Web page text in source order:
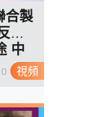
視頻
合製
制
中
0